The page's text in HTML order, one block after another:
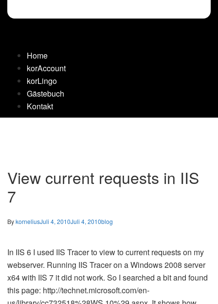
Home
korAccount
korLingo
Gästebuch
Kontakt
View current requests in IIS
7
BykorneliusJuli 4, 2010Juli 4, 2010blog
In IIS 6 I used IIS Tracer to view to current requests on my
webserver. Running IIS Tracer on a Windows 2008 server
x64 with IIS 7 it did not work. So I searched a bit and found
this page: http://technet.microsoft.com/en-